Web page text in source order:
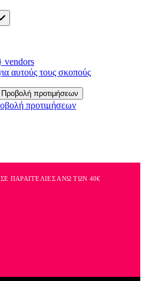
vendors
αυτούς τους σκοπούς
Προβολή προτιμήσεων
προτιμήσεων
ΠΑΡΑΓΓΕΛΙΕΣ ΑΝΩ ΤΩΝ 40€